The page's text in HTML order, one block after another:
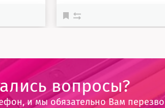
вопросы?
и мы обязательно Вам